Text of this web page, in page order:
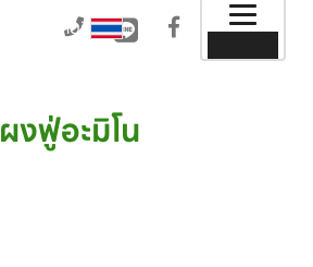
ผงฟู่อะมิโน
Thai
Chinese